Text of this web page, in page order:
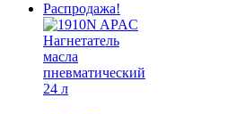
Распродажа!